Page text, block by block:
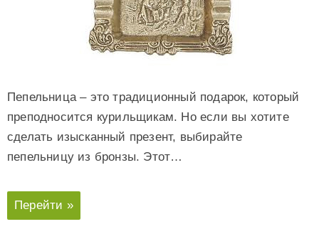
Пепельница – это традиционный подарок, который
преподносится курильщикам. Но если вы хотите
сделать изысканный презент, выбирайте
пепельницу из бронзы. Этот…
Перейти »